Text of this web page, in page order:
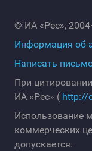
© ИА «Рес»,
Информация об
Написать
При
ИА «Рес» ( http://
Использование
коммерческих
допускается.